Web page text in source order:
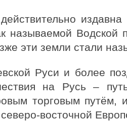
называемой Водской
эти земли стали
Руси и более
на Русь –
торговым путём,
восточной